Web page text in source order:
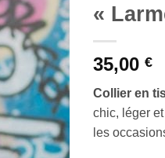
«
35,00 €
Collier en
chic, léger
les